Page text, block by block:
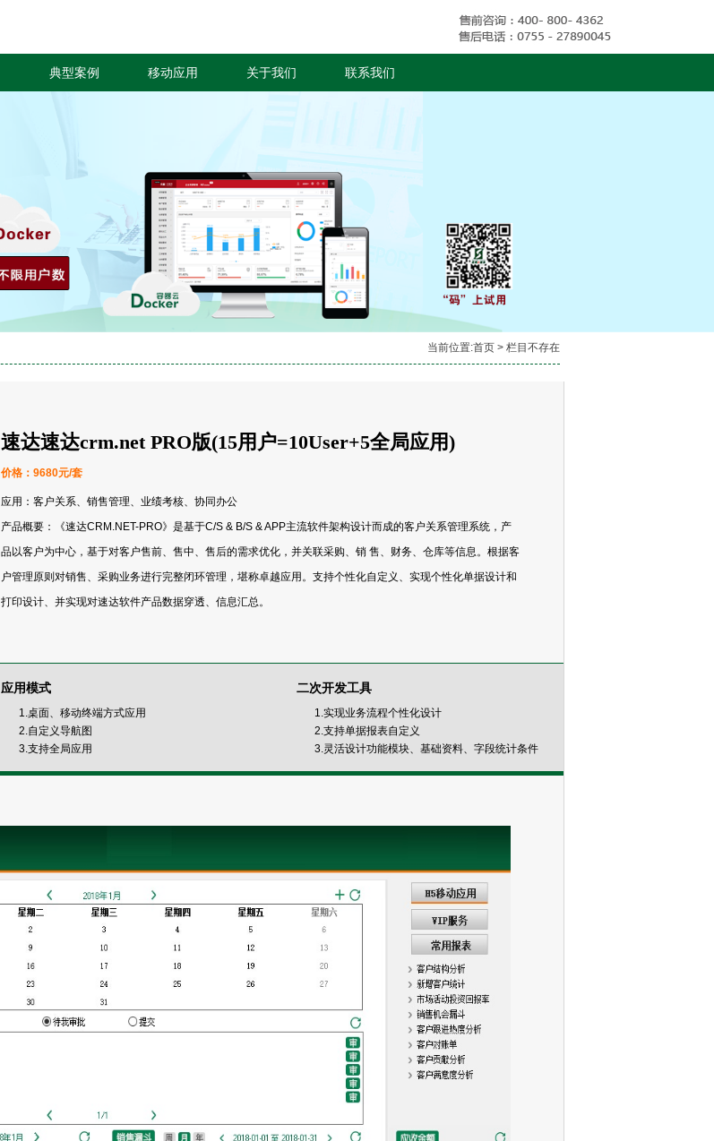
典型案例 移动应用 关于我们 联系我们
当前位置:首页 > 栏目不存在
速达速达crm.net PRO版(15用户=10User+5全局应用)
价格：9680元/套
应用：客户关系、销售管理、业绩考核、协同办公
产品概要：《速达CRM.NET-PRO》是基于C/S & B/S & APP主流软件架构设计而成的客户关系管理系统，产
品以客户为中心，基于对客户售前、售中、售后的需求优化，并关联采购、销 售、财务、仓库等信息。根据客
户管理原则对销售、采购业务进行完整闭环管理，堪称卓越应用。支持个性化自定义、实现个性化单据设计和
打印设计、并实现对速达软件产品数据穿透、信息汇总。
应用模式
1.桌面、移动终端方式应用
2.自定义导航图
3.支持全局应用
二次开发工具
1.实现业务流程个性化设计
2.支持单据报表自定义
3.灵活设计功能模块、基础资料、字段统计条件